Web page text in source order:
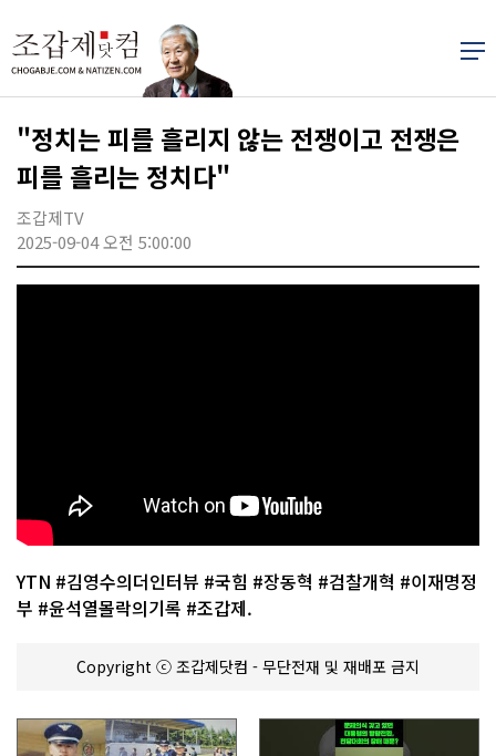
"정치는 피를 흘리지 않는 전쟁이고 전쟁은
피를 흘리는 정치다"
조갑제TV
2025-09-04 오전 5:00:00
YTN #김영수의더인터뷰 #국힘 #장동혁 #검찰개혁 #이재명정
부 #윤석열몰락의기록 #조갑제.
Copyright ⓒ 조갑제닷컴 - 무단전재 및 재배포 금지